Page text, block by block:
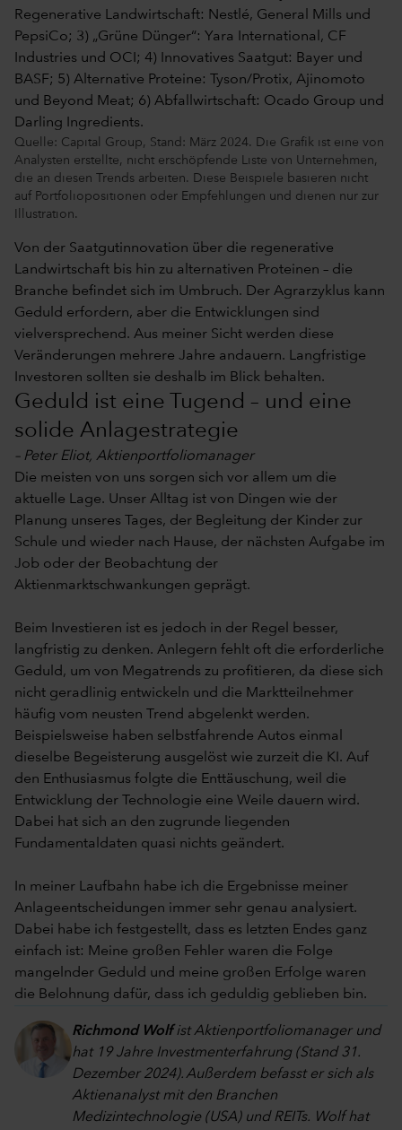
Quelle: Capital Group, Stand: März 2024. Die Grafik ist eine von
Analysten erstellte, nicht erschöpfende Liste von Unternehmen,
die an diesen Trends arbeiten. Diese Beispiele basieren nicht
auf Portfoliopositionen oder Empfehlungen und dienen nur zur
Illustration.
Von der Saatgutinnovation über die regenerative
Landwirtschaft bis hin zu alternativen Proteinen – die
Branche befindet sich im Umbruch. Der Agrarzyklus kann
Geduld erfordern, aber die Entwicklungen sind
vielversprechend. Aus meiner Sicht werden diese
Veränderungen mehrere Jahre andauern. Langfristige
Investoren sollten sie deshalb im Blick behalten.
Geduld ist eine Tugend – und eine
solide Anlagestrategie
– Peter Eliot, Aktienportfoliomanager
Die meisten von uns sorgen sich vor allem um die
aktuelle Lage. Unser Alltag ist von Dingen wie der
Planung unseres Tages, der Begleitung der Kinder zur
Schule und wieder nach Hause, der nächsten Aufgabe im
Job oder der Beobachtung der
Aktienmarktschwankungen geprägt.
Beim Investieren ist es jedoch in der Regel besser,
langfristig zu denken. Anlegern fehlt oft die erforderliche
Geduld, um von Megatrends zu profitieren, da diese sich
nicht geradlinig entwickeln und die Marktteilnehmer
häufig vom neusten Trend abgelenkt werden.
Beispielsweise haben selbstfahrende Autos einmal
dieselbe Begeisterung ausgelöst wie zurzeit die KI. Auf
den Enthusiasmus folgte die Enttäuschung, weil die
Entwicklung der Technologie eine Weile dauern wird.
Dabei hat sich an den zugrunde liegenden
Fundamentaldaten quasi nichts geändert.
In meiner Laufbahn habe ich die Ergebnisse meiner
Anlageentscheidungen immer sehr genau analysiert.
Dabei habe ich festgestellt, dass es letzten Endes ganz
einfach ist: Meine großen Fehler waren die Folge
mangelnder Geduld und meine großen Erfolge waren
die Belohnung dafür, dass ich geduldig geblieben bin.
Richmond Wolfist Aktienportfoliomanager und
hat 19 Jahre Investmenterfahrung (Stand 31.
Dezember 2024). Außerdem befasst er sich als
Aktienanalyst mit den Branchen
Medizintechnologie (USA) und REITs. Wolf hat